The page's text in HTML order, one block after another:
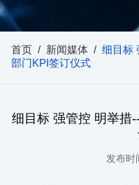
首页 / 新闻媒体 / 细目标
部门KPI签订仪式
细目标 强管控 明举措
发布时